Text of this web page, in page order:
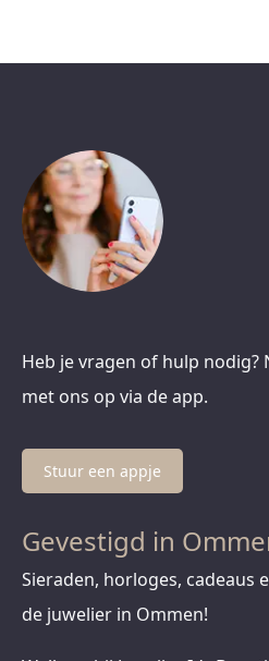
Heb je vragen of hulp nodig?
met ons op via de app.
Stuur een appje
Gevestigd in
Sieraden, horloges, cadeaus
de juwelier in Ommen!